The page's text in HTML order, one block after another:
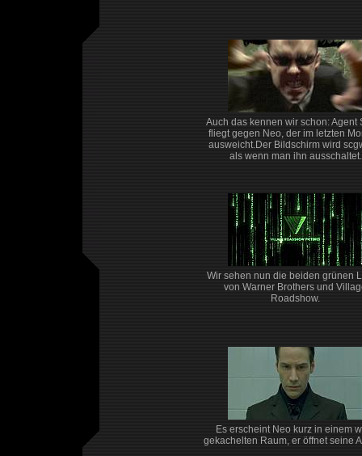
Auch das kennen wir schon: Agent
fliegt gegen Neo, der im letzten
ausweicht.Der Bildschirm wird
als wenn man ihn ausschaltet.
Wir sehen nun die beiden grünen
von Warner Brothers und
Roadshow.
Es erscheint Neo kurz in einem
gekachelten Raum, er öffnet seine